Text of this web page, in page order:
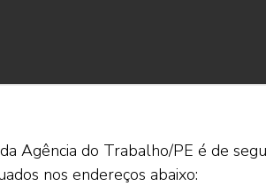
Agência do Trabalho/PE é de
nos endereços abaixo: